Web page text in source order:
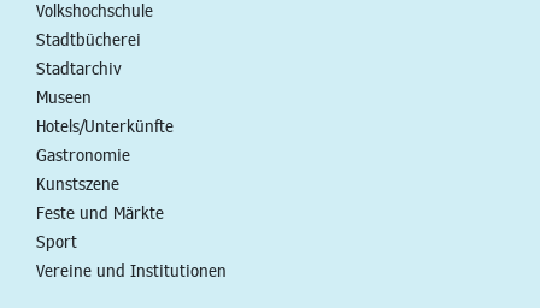
Volkshochschule
Stadtbücherei
Stadtarchiv
Museen
Hotels/Unterkünfte
Gastronomie
Kunstszene
Feste und Märkte
Sport
Vereine und Institutionen